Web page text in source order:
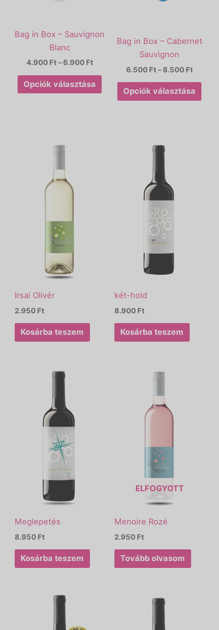
Bag in Box – Sauvignon
Blanc
4.900 Ft –6.900 Ft
Opciók választása
ki
Bag in Box – Cabernet
Sauvignon
6.500 Ft – 8.500 Ft
Opciók választása
ki
Irsai Olivér
2.950 Ft
Kosárba teszem
két-hold
8.900 Ft
Kosárba teszem
Meglepetés
8.950 Ft
Kosárba teszem
ELFOGYOTT
Menoire Rozé
2.950 Ft
Tovább olvasom